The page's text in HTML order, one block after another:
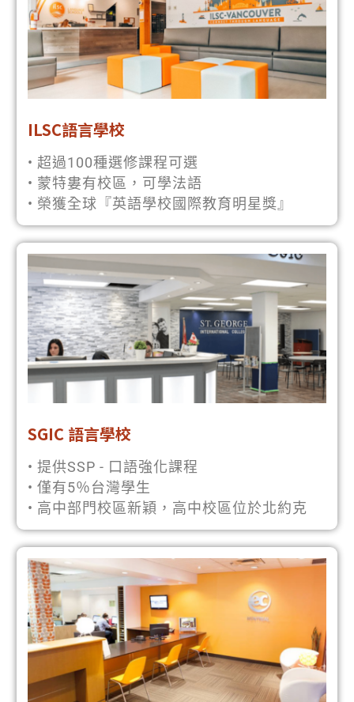
ILSC語言學校
• 超過100種選修課程可選
• 蒙特婁有校區，可學法語
• 榮獲全球『英語學校國際教育明星獎』
SGIC 語言學校
• 提供SSP - 口語強化課程
• 僅有5％台灣學生
• 高中部門校區新穎，高中校區位於北約克